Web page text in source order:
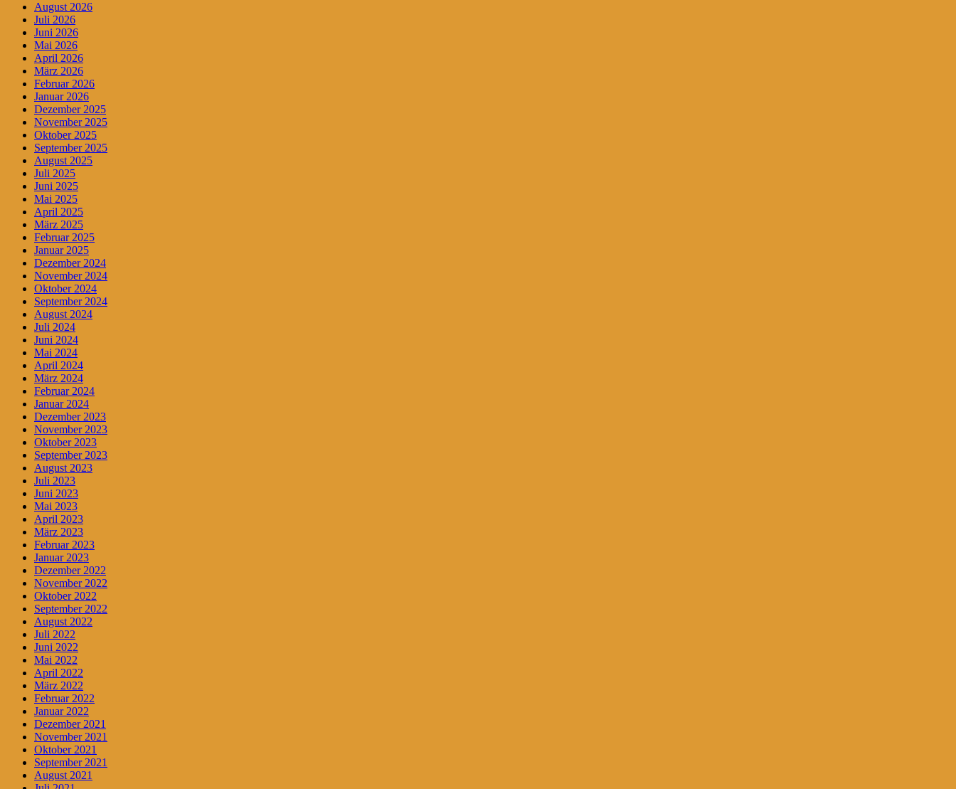
August 2026
Juli 2026
Juni 2026
Mai 2026
April 2026
März 2026
Februar 2026
Januar 2026
Dezember 2025
November 2025
Oktober 2025
September 2025
August 2025
Juli 2025
Juni 2025
Mai 2025
April 2025
März 2025
Februar 2025
Januar 2025
Dezember 2024
November 2024
Oktober 2024
September 2024
August 2024
Juli 2024
Juni 2024
Mai 2024
April 2024
März 2024
Februar 2024
Januar 2024
Dezember 2023
November 2023
Oktober 2023
September 2023
August 2023
Juli 2023
Juni 2023
Mai 2023
April 2023
März 2023
Februar 2023
Januar 2023
Dezember 2022
November 2022
Oktober 2022
September 2022
August 2022
Juli 2022
Juni 2022
Mai 2022
April 2022
März 2022
Februar 2022
Januar 2022
Dezember 2021
November 2021
Oktober 2021
September 2021
August 2021